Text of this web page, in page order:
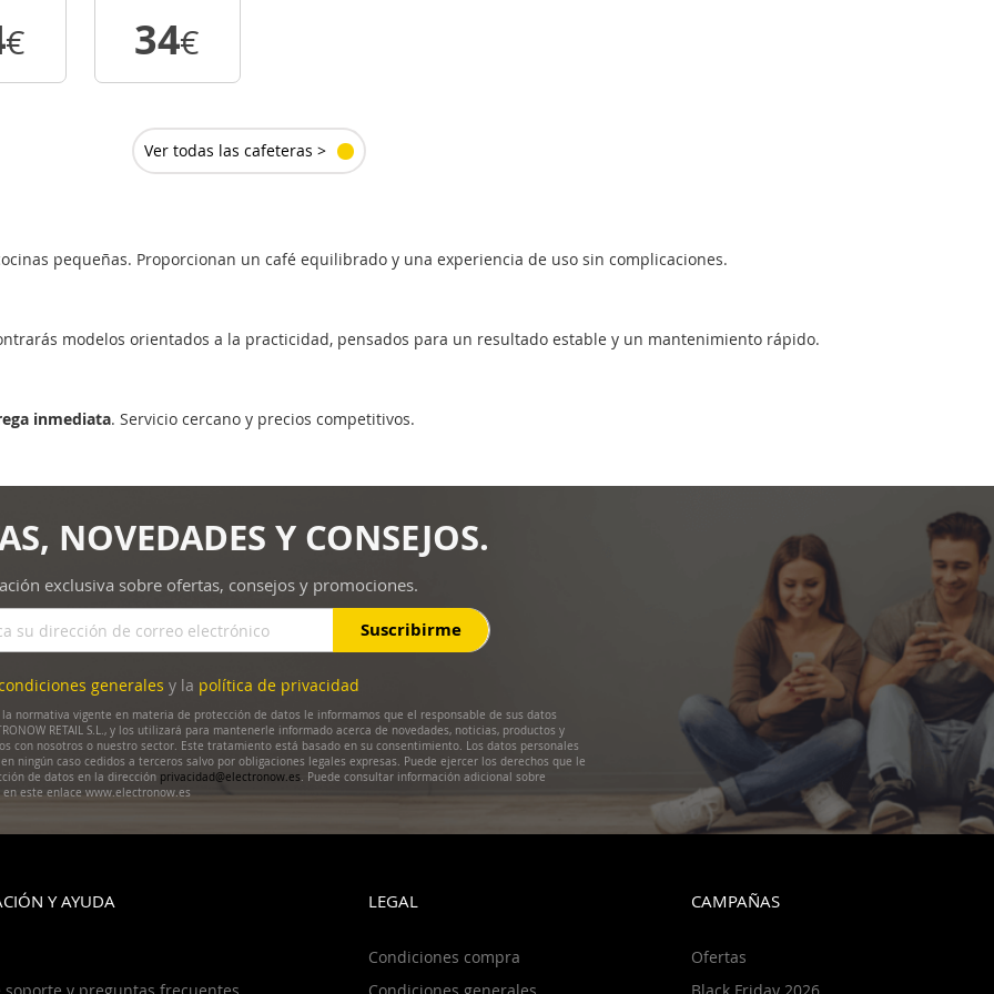
€
DETALLE
34€
Ver todas las cafeteras >
pequeñas. Proporcionan un café equilibrado y una experiencia de uso sin complicaciones.
modelos orientados a la practicidad, pensados para un resultado estable y un mantenimiento rápido.
inmediata. Servicio cercano y precios competitivos.
NOVEDADES Y CONSEJOS.
exclusiva sobre ofertas, consejos y promociones.
Suscribirme
generales y la política de privacidad
normativa vigente en materia de protección de datos le informamos que el responsable de sus datos
RETAIL S.L., y los utilizará para mantenerle informado acerca de novedades, noticias, productos y
con nosotros o nuestro sector. Este tratamiento está basado en su consentimiento. Los datos personales
ningún caso cedidos a terceros salvo por obligaciones legales expresas. Puede ejercer los derechos que le
de datos en la dirección privacidad@electronow.es. Puede consultar información adicional sobre
en este enlace www.electronow.es
Y AYUDA LEGAL
Condiciones compra
CAMPAÑAS
Ofertas